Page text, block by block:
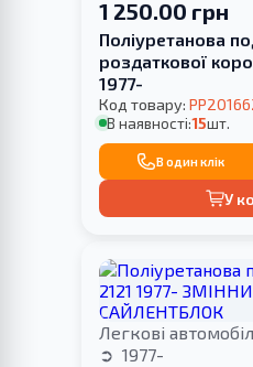
1 250.00 грн
Поліуретанова
роздаткової
1977-
Код товару:
В наявності:15шт.
В один клік
У
Легкові
1977-